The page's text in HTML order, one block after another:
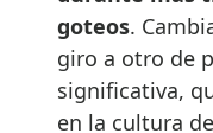
goteos.
giro a otro de
significativa,
en la cultura